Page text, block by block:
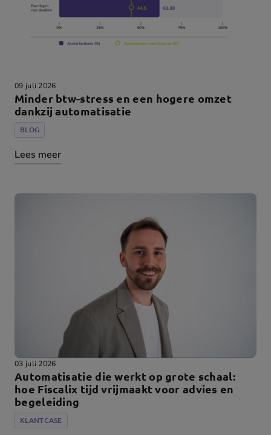
09 juli 2026
Minder btw-stress en een hogere omzet
dankzij automatisatie
BLOG
Lees meer
03 juli 2026
Automatisatie die werkt op grote schaal:
hoe Fiscalix tijd vrijmaakt voor advies en
begeleiding
KLANTCASE